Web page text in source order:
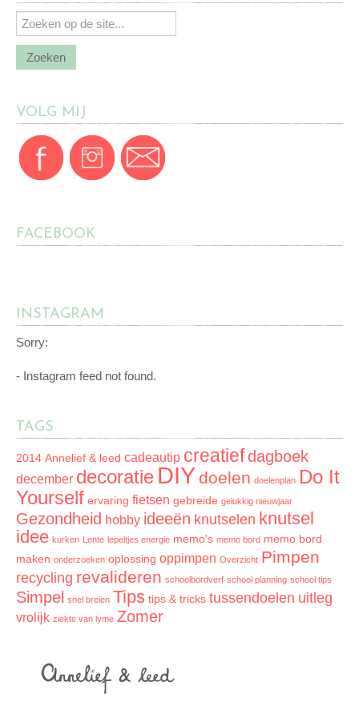
VOLG MIJ
FACEBOOK
INSTAGRAM
Sorry:
- Instagram feed not found.
TAGS
2014 Annelief & leed cadeautip creatiefdagboek
december decoratie DIY doelen doelenplan Do It
Yourself ervaring fietsen gebreide gelukkig nieuwjaar
Gezondheid hobby ideeën knutselen knutsel
idee kurken Lente lepeltjes energie memo's memo bord memo bord
maken onderzoeken oplossing oppimpen Overzicht Pimpen
recycling revalideren schoolbordverf school planning school tips
Simpel snel breien Tips tips & tricks tussendoelen uitleg
vrolijk ziekte van lyme Zomer